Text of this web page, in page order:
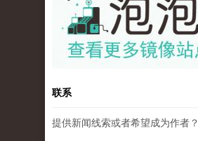
联系
提供新闻线索或者希望成为作者？